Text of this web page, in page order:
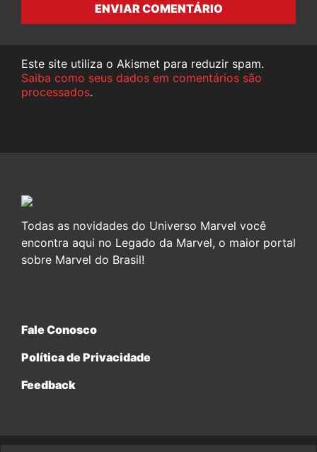
ENVIAR COMENTÁRIO
Este site utiliza o Akismet para reduzir spam.
Saiba como seus dados em comentários são
processados.
Todas as novidades do Universo Marvel você
encontra aqui no Legado da Marvel, o maior portal
sobre Marvel do Brasil!
Fale Conosco
Política de Privacidade
Feedback